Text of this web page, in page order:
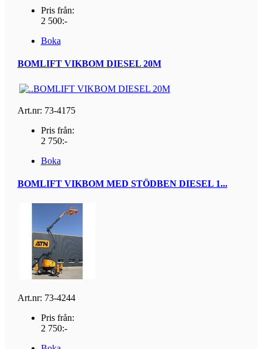
Pris från:
2 500:-
Boka
BOMLIFT VIKBOM DIESEL 20M
Art.nr: 73-4175
Pris från:
2 750:-
Boka
BOMLIFT VIKBOM MED STÖDBEN DIESEL 1...
Art.nr: 73-4244
Pris från:
2 750:-